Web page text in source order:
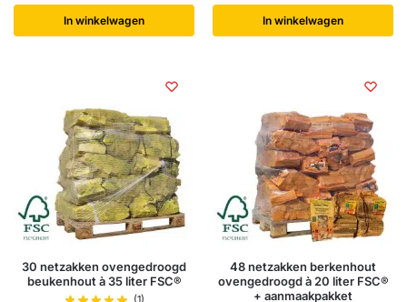
In winkelwagen In winkelwagen
30 netzakken ovengedroogd
beukenhout à 35 liter FSC®
(1)
48 netzakken berkenhout
ovengedroogd à 20 liter FSC®
+ aanmaakpakket